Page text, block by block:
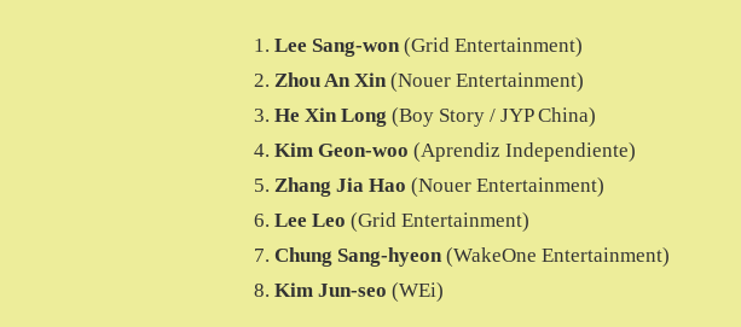
Lee Sang-won (Grid Entertainment)
Zhou An Xin (Nouer Entertainment)
He Xin Long (Boy Story / JYP China)
Kim Geon-woo (Aprendiz Independiente)
Zhang Jia Hao (Nouer Entertainment)
Lee Leo (Grid Entertainment)
Chung Sang-hyeon (WakeOne Entertainment)
Kim Jun-seo (WEi)